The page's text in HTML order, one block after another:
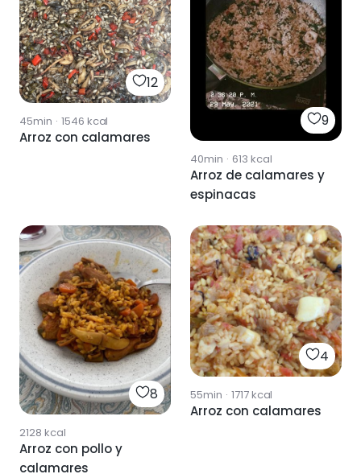
12
45min · 1546 kcal
Arroz con calamares
9
40min · 613 kcal
Arroz de calamares y
espinacas
8
2128 kcal
Arroz con pollo y
calamares
4
55min · 1717kcal
Arroz con calamares